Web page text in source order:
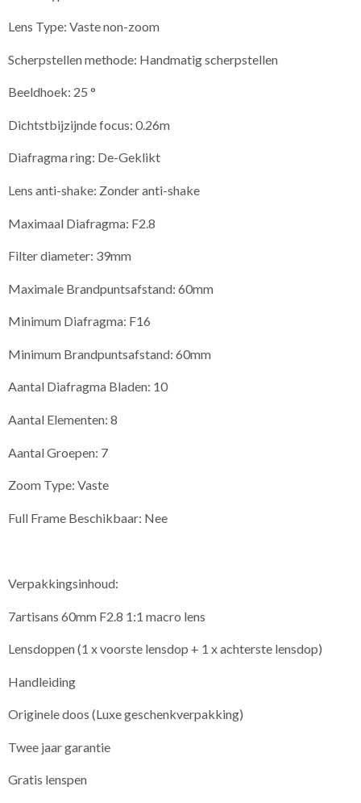
Lens Type: Vaste non-zoom
Scherpstellen methode: Handmatig scherpstellen
Beeldhoek: 25 °
Dichtstbijzijnde focus: 0.26m
Diafragma ring: De-Geklikt
Lens anti-shake: Zonder anti-shake
Maximaal Diafragma: F2.8
Filter diameter: 39mm
Maximale Brandpuntsafstand: 60mm
Minimum Diafragma: F16
Minimum Brandpuntsafstand: 60mm
Aantal Diafragma Bladen: 10
Aantal Elementen: 8
Aantal Groepen: 7
Zoom Type: Vaste
Full Frame Beschikbaar: Nee
Verpakkingsinhoud:
7artisans 60mm F2.8 1:1 macro lens
Lensdoppen (1 x voorste lensdop + 1 x achterste lensdop)
Handleiding
Originele doos (Luxe geschenkverpakking)
Twee jaar garantie
Gratis lenspen